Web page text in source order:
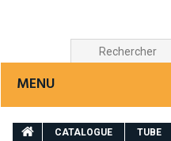
MENU
CATALOGUE TUBE